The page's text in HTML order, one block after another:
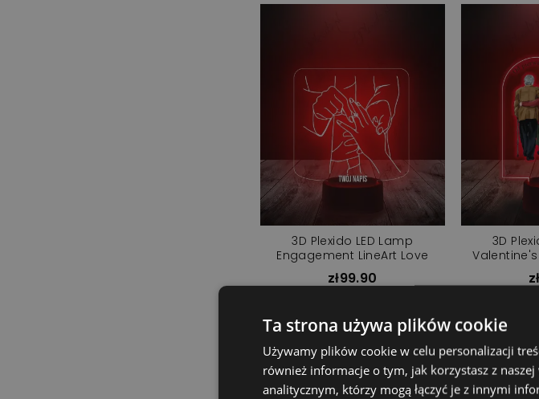
3D Plexido LED Lamp
Engagement LineArt Love
zł99.90
Add to cart
3D
Ta strona używa plików cookie
Używamy plików cookie w celu personalizacji
również informacje o tym, jak korzystasz z
analitycznym, którzy mogą łączyć je z innymi